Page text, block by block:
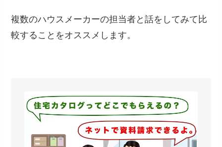
複数のハウスメーカーの担当者と話をしてみて比
較することをオススメします。